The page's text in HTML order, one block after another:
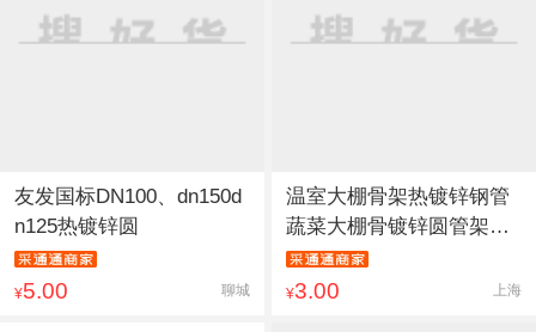
友发国标DN100、dn150d
n125热镀锌圆
¥5.00 聊城
温室大棚骨架热镀锌钢管
蔬菜大棚骨镀锌圆管架建
筑装
¥3.00 上海